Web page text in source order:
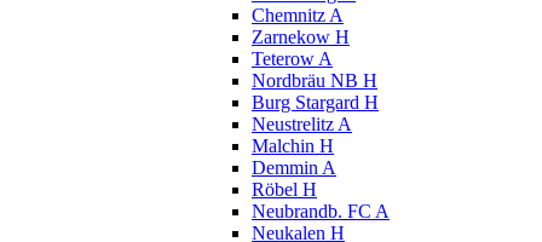
Chemnitz A
Zarnekow H
Teterow A
Nordbräu NB H
Burg Stargard H
Neustrelitz A
Malchin H
Demmin A
Röbel H
Neubrandb. FC A
Neukalen H